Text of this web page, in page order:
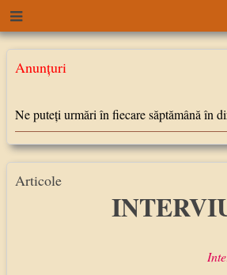
Anunţuri
Ne puteți urmări în fiecare săptămână în
Articole